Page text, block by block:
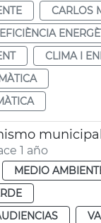
CARLOS
EFICIÈNCIA
CLIMA I
1 año
MEDIO